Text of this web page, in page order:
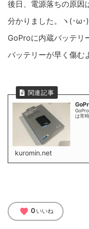
後日、電源落ちの原因
分かりました。ヽ(･ω･
GoProに内蔵バッテリ
バッテリーが早く傷む
は常
kuromin.net
favorite 0 いいね